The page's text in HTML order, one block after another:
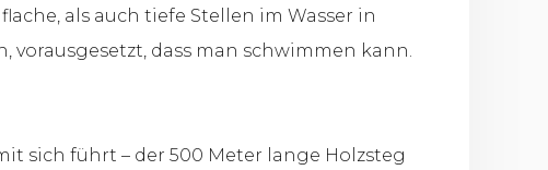
als auch tiefe Stellen im Wasser in
vorausgesetzt, dass man schwimmen kann.
sich führt – der 500 Meter lange Holzsteg